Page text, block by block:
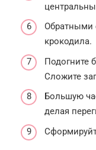
Обратными
крокодила.
Подогните
Сложите
Большую
делая